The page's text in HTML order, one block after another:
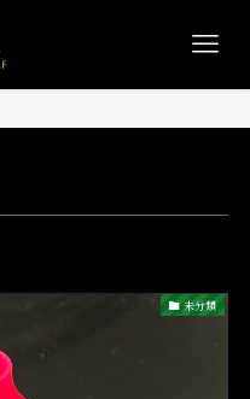
未分類